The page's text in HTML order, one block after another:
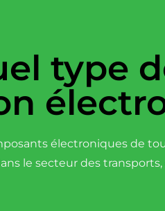
type
électroniques de
le secteur des